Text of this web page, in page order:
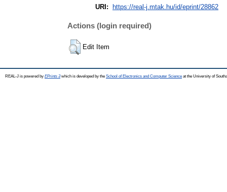
URI: https://real-j.mtak.hu/id/eprint/28862
Actions (login required)
Edit Item
REAL-J is powered by EPrints 3which is developed by the School of Electronics and Computer Science at the University of